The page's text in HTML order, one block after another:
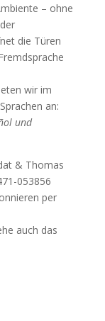
– ohne
die Türen
wir im
an:
und
& Thomas
053856
per
auch das